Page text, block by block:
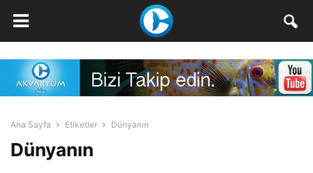
Ana Sayfa Etiketler Dünyanın
Dünyanın